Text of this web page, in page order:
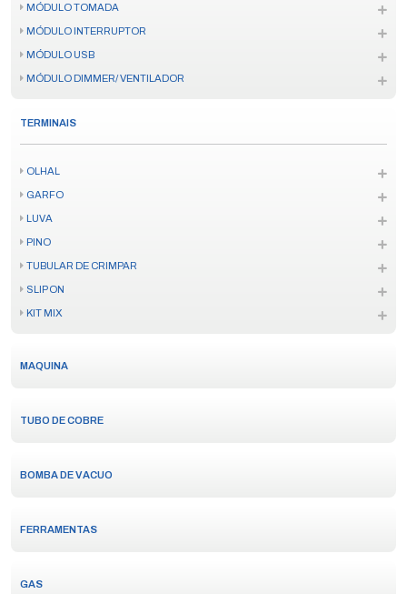
MÓDULO TOMADA
MÓDULO INTERRUPTOR
MÓDULO USB
MÓDULO DIMMER/ VENTILADOR
TERMINAIS
OLHAL
GARFO
LUVA
PINO
TUBULAR DE CRIMPAR
SLIP ON
KIT MIX
MAQUINA
TUBO DE COBRE
BOMBA DE VACUO
FERRAMENTAS
GAS